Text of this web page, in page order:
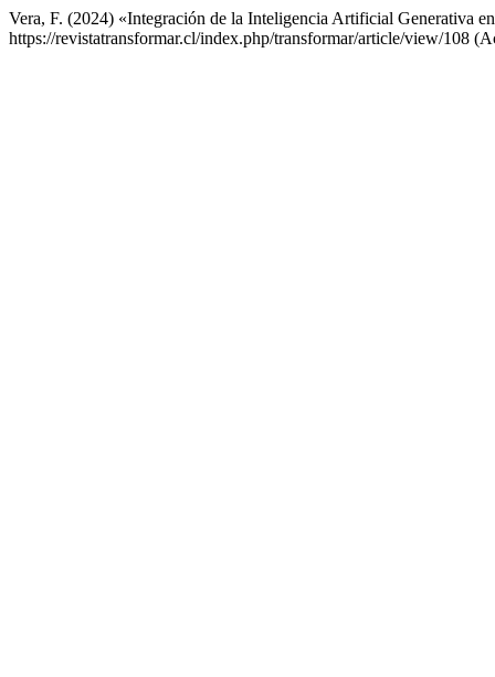
Vera, F. (2024) «Integración de la Inteligencia Artificial Generativa
https://revistatransformar.cl/index.php/transformar/article/view/108